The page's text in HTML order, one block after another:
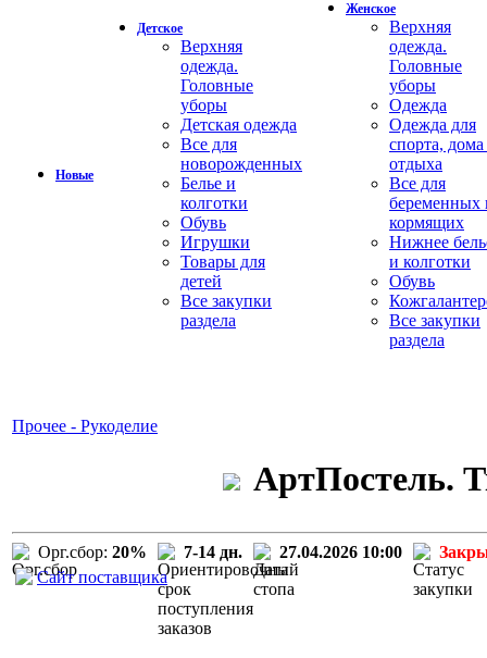
Новые
Детское
Верхняя
одежда.
Головные
уборы
Детская одежда
Все для
новорожденных
Белье и
колготки
Обувь
Игрушки
Товары для
детей
Все закупки
раздела
Женское
Верхняя
одежда.
Головные
уборы
Одежда
Одежда для
спорта,
отдыха
Все для
беременных
кормящих
Нижнее
и колготки
Обувь
Все закупки
раздела
Прочее - Рукоделие
АртПостель.
Орг.сбор: 20% 7-14 дн. 27.04.2026 10:00
Сайт поставщика